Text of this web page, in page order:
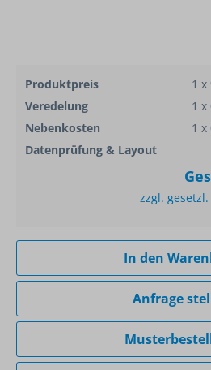
Produktpreis 1 x
Veredelung
1 x
Nebenkosten
1 x
Datenprüfung & Layout
zzgl.
In den
Anfrage